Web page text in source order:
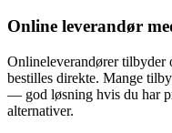
Online leverandør
Onlineleverandører tilbyder
bestilles direkte. Mange
— god løsning hvis du har
alternativer.